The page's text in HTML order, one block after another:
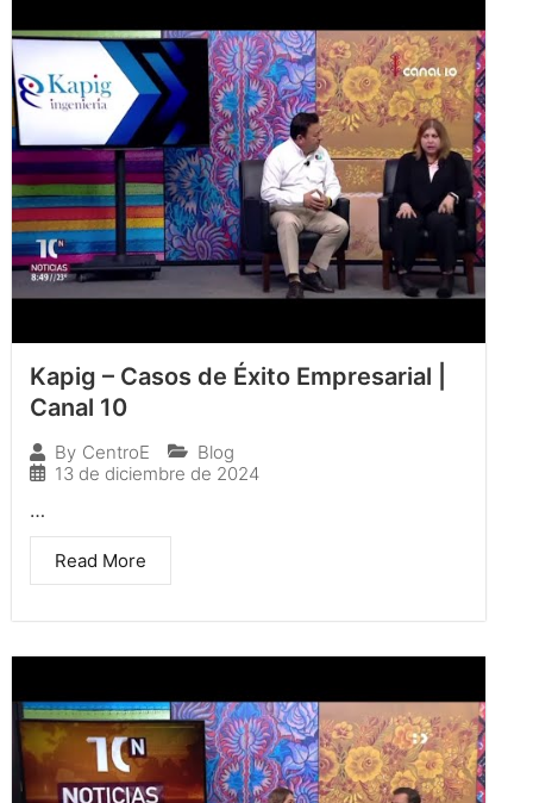
Kapig – Casos de Éxito Empresarial |
Canal 10
By CentroE
Blog
13 de diciembre de 2024
…
Read More